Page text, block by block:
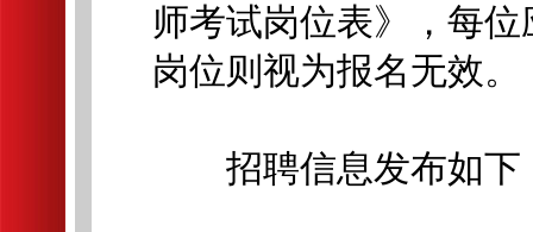
师考试岗位表》，每
岗位则视为报名无效。
招聘信息发布如下